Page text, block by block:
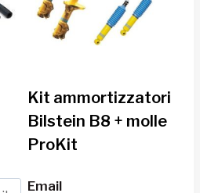
Kit ammortizzatori
Bilstein B8 + molle
ProKit
Email